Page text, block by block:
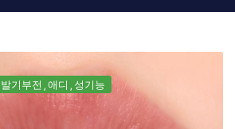
발기부전 애디 성기능